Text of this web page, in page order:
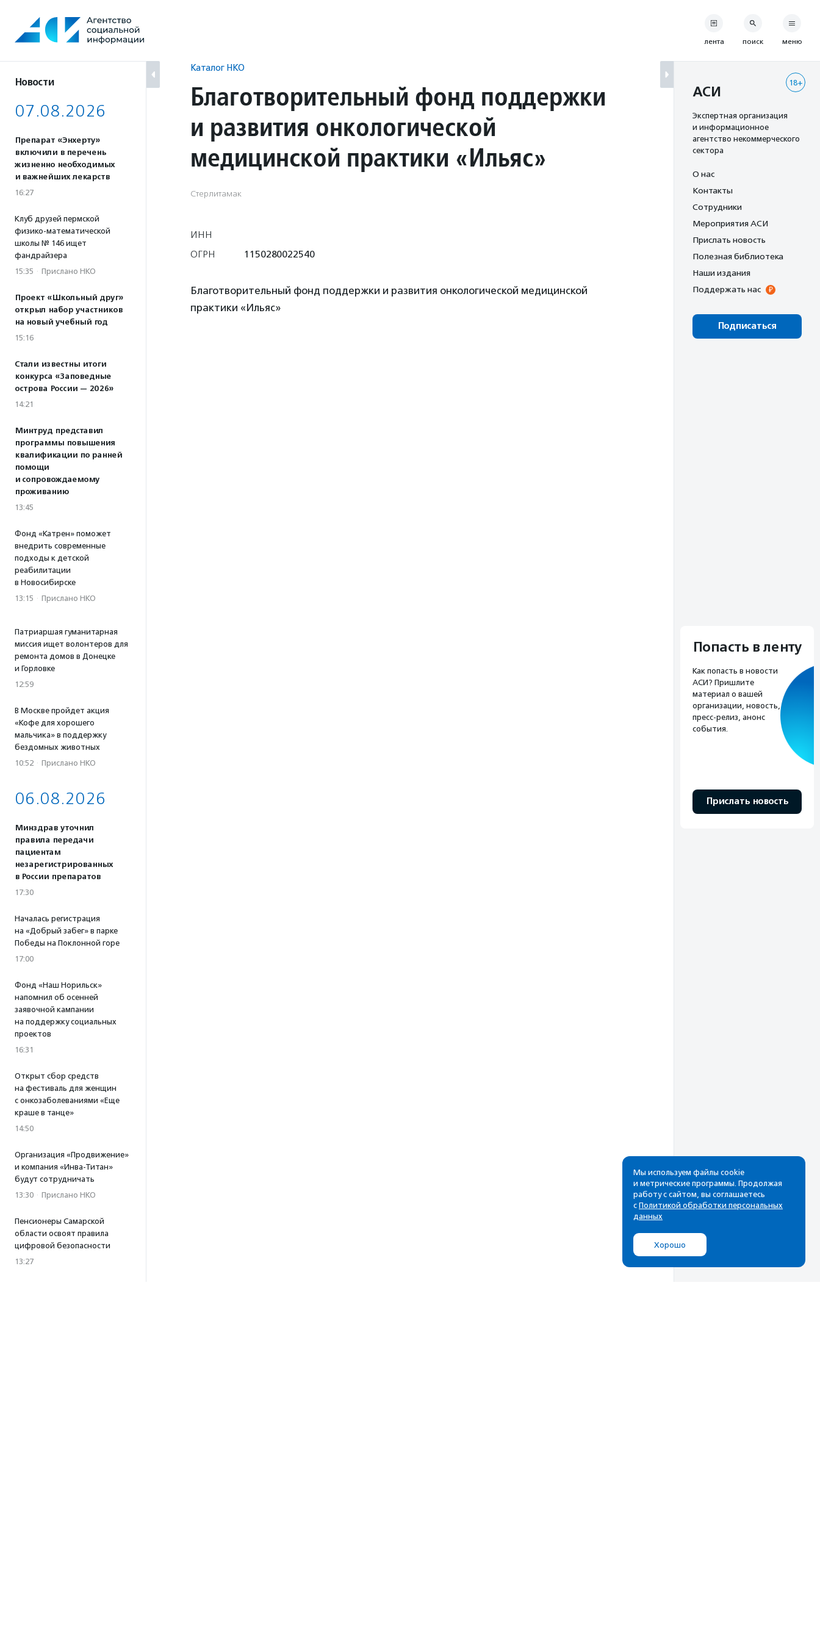
содержанию
Новости
07.08.2026
Препарат «Энхерту»
включили в перечень
жизненно необходимых
и важнейших лекарств
16:27
Клуб друзей пермской
физико-математической
школы № 146 ищет
фандрайзера
15:35 · Прислано НКО
Проект «Школьный друг»
открыл набор участников
на новый учебный год
15:16
Стали известны итоги
конкурса «Заповедные
острова России — 2026»
14:21
Минтруд представил
программы повышения
квалификации по ранней
помощи
и сопровождаемому
проживанию
13:45
Фонд «Катрен» поможет
внедрить современные
подходы к детской
реабилитации
в Новосибирске
13:15 · Прислано НКО
Патриаршая гуманитарная
миссия ищет волонтеров для
ремонта домов в Донецке
и Горловке
12:59
В Москве пройдет акция
«Кофе для хорошего
мальчика» в поддержку
бездомных животных
10:52 · Прислано НКО
06.08.2026
Минздрав уточнил
правила передачи
пациентам
незарегистрированных
в России препаратов
17:30
Началась регистрация
на «Добрый забег» в парке
Победы на Поклонной горе
17:00
Фонд «Наш Норильск»
напомнил об осенней
заявочной кампании
на поддержку социальных
проектов
16:31
Открыт сбор средств
на фестиваль для женщин
с онкозаболеваниями «Еще
краше в танце»
14:50
Организация «Продвижение»
и компания «Инва-Титан»
будут сотрудничать
13:30 · Прислано НКО
Пенсионеры Самарской
области освоят правила
цифровой безопасности
13:27
Каталог НКО
Благотворительный фонд поддержки
и развития онкологической
медицинской практики «Ильяс»
Стерлитамак
ИНН
ОГРН
1150280022540
Благотворительный фонд поддержки и развития онкологической медицинской
практики «Ильяс»
лента поиск меню
18+
АСИ
Экспертная организация
и информационное
агентство некоммерческого
сектора
О нас
Контакты
Сотрудники
Мероприятия АСИ
Прислать новость
Полезная библиотека
Наши издания
Поддержать нас
Подписаться
Попасть в ленту
Как попасть в новости
АСИ? Пришлите
материал о вашей
организации, новость,
пресс-релиз, анонс
события.
Прислать новость
Рассылка
Cамые свежие новости,
почтовом ящике
Мы используем файлы cookie
и метрические программы. Продолжая
работу с сайтом, вы соглашаетесь
с Политикой обработки персональных
данных
Хорошо